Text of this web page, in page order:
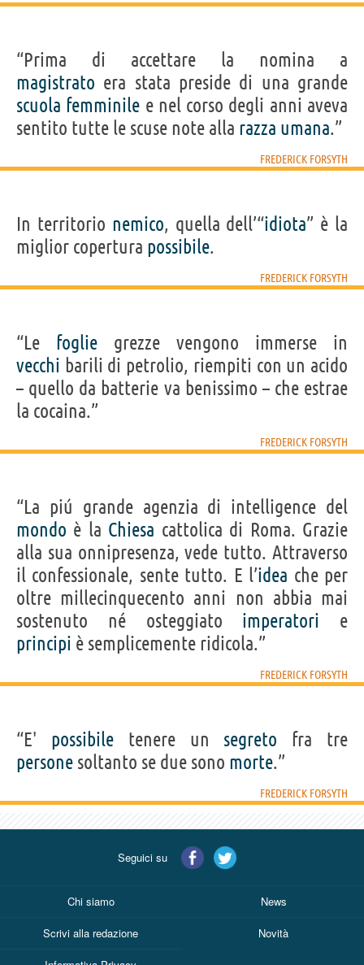
“Prima di accettare la nomina a
magistrato era stata preside di una grande
scuola femminile e nel corso degli anni aveva
sentito tutte le scuse note alla razza umana.”
FREDERICK FORSYTH
In territorio nemico, quella dell’“idiota” è la
miglior copertura possibile.
FREDERICK FORSYTH
“Le foglie grezze vengono immerse in
vecchi barili di petrolio, riempiti con un acido
– quello da batterie va benissimo – che estrae
la cocaina.”
FREDERICK FORSYTH
“La piú grande agenzia di intelligence del
mondo è la Chiesa cattolica di Roma. Grazie
alla sua onnipresenza, vede tutto. Attraverso
il confessionale, sente tutto. E l’idea che per
oltre millecinquecento anni non abbia mai
sostenuto né osteggiato imperatori e
principi è semplicemente ridicola.”
FREDERICK FORSYTH
“E' possibiletenere un segreto fra tre
persone soltanto se due sono morte.”
FREDERICK FORSYTH
Seguici su
Chi siamo News
Scrivi alla redazione Novità